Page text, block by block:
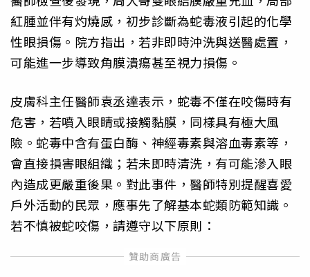
紅腫並伴有灼燒感，初步診斷為蛇毒液引起的化學
性眼損傷。院方指出，若非即時沖洗與送醫處置，
可能進一步導致角膜潰瘍甚至視力損傷。
皮膚科主任醫師袁丞達表示，蛇毒不僅在咬傷時有
危害，若噴入眼睛或接觸黏膜，同樣具有極大風
險。蛇毒中含有蛋白酶、神經毒素與溶血毒素等，
會直接損害眼組織；若未即時清洗，有可能滲入眼
內造成更嚴重後果。對此事件，醫師特別提醒喜愛
戶外活動的民眾，應事先了解基本蛇類防範知識。
若不慎被蛇咬傷，請遵守以下原則：